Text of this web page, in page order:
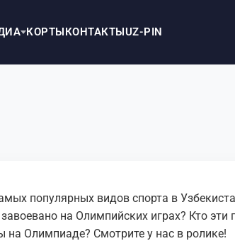
КОРТЫКОНТАКТЫUZ-PIN
популярных видов спорта в
на Олимпийских играх? Кто эти
на Олимпиаде? Смотрите у нас в ролике!